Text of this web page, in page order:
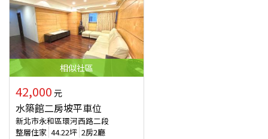
相似社區
42,000 元
水築館二房坡平車位
新北市永和區環河西路二段
整層住家 44.22坪 2房2廳